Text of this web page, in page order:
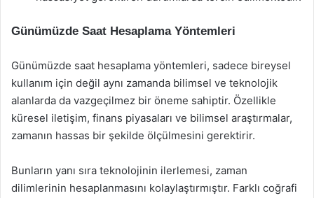
Günümüzde Saat Hesaplama Yöntemleri
Günümüzde saat hesaplama yöntemleri, sadece bireysel
kullanım için değil aynı zamanda bilimsel ve teknolojik
alanlarda da vazgeçilmez bir öneme sahiptir. Özellikle
küresel iletişim, finans piyasaları ve bilimsel araştırmalar,
zamanın hassas bir şekilde ölçülmesini gerektirir.
Bunların yanı sıra teknolojinin ilerlemesi, zaman
dilimlerinin hesaplanmasını kolaylaştırmıştır. Farklı coğrafi